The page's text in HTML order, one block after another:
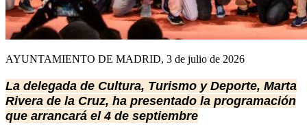
AYUNTAMIENTO DE MADRID, 3 de julio de 2026
La delegada de Cultura, Turismo y Deporte, Marta
Rivera de la Cruz, ha presentado la programación
que arrancará el 4 de septiembre